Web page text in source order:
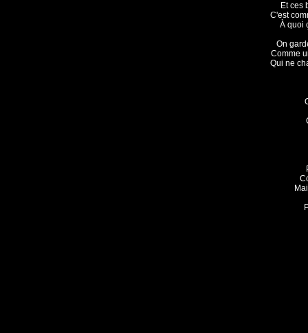
Et ces
C'est
À quoi
On
Comme
Qui ne